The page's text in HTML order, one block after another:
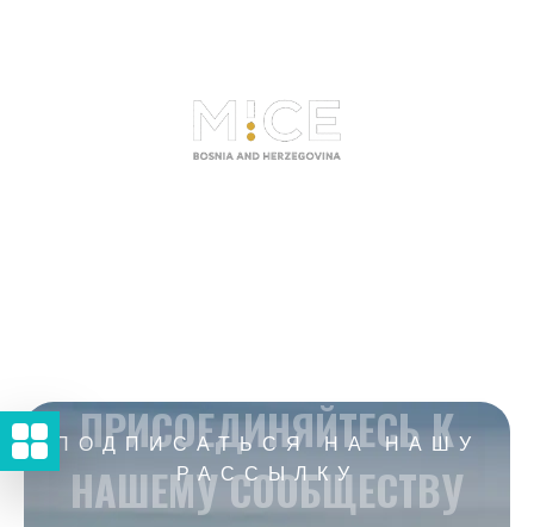
ПОДПИСАТЬСЯ НА НАШУ
РАССЫЛКУ
ПРИСОЕДИНЯЙТЕСЬ К
НАШЕМУ СООБЩЕСТВУ